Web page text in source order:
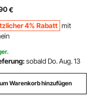
von
€
4% Rabatt mit
sobald Do. Aug. 13
Warenkorb hinzufügen